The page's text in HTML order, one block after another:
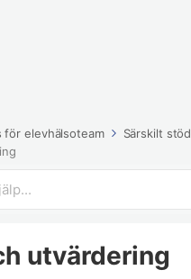
för elevhälsoteam
Särskilt stöd
utvärdering